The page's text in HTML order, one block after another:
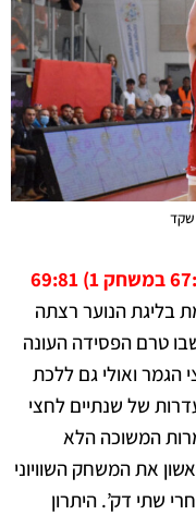
בליגת הנוער רצתה
טרם הפסידה העונה
ואולי גם ללכת
של שנתיים לחצי
המשוכה הלא
את המשחק השוויוני
ליתרון 2:6 מהקו אחרי שתי דק’. היתרון